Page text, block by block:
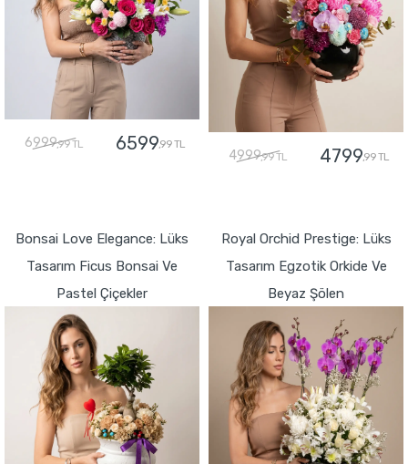
6999,99 TL 6599,99 TL
4999,99 TL 4799,99 TL
Bonsai Love Elegance: Lüks
Tasarım Ficus Bonsai Ve
Pastel Çiçekler
Royal Orchid Prestige: Lüks
Tasarım Egzotik Orkide Ve
Beyaz Şölen